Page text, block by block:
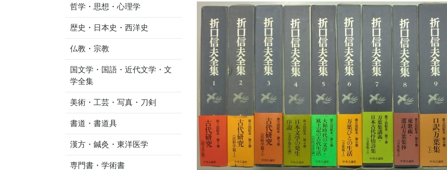
哲学・思想・心理学
歴史・日本史・西洋史
仏教・宗教
国文学・国語・近代文学・文
学全集
美術・工芸・写真・刀剣
書道・書道具
漢方・鍼灸・東洋医学
専門書・学術書